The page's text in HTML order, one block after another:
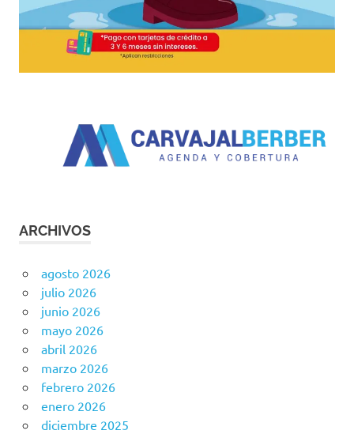
ARCHIVOS
agosto 2026
julio 2026
junio 2026
mayo 2026
abril 2026
marzo 2026
febrero 2026
enero 2026
diciembre 2025